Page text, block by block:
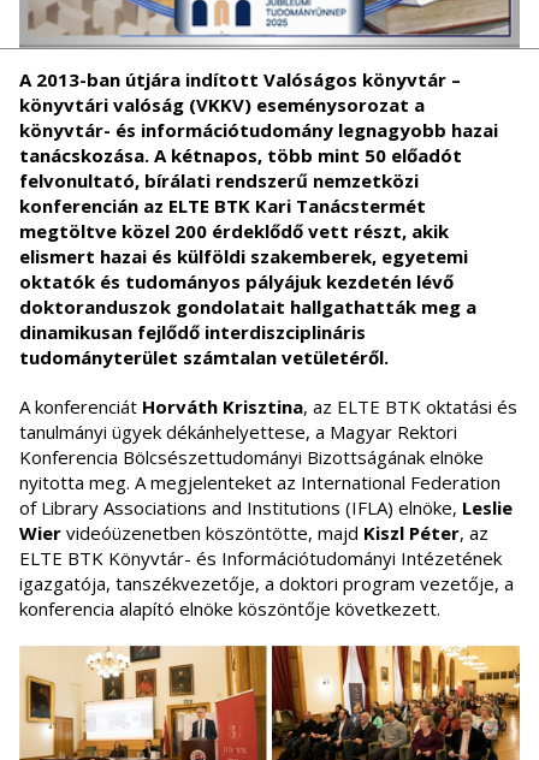
A 2013-ban útjára indított Valóságos könyvtár –
könyvtári valóság (VKKV) eseménysorozat a
könyvtár- és információtudomány legnagyobb hazai
tanácskozása. A kétnapos, több mint 50 előadót
felvonultató, bírálati rendszerű nemzetközi
konferencián az ELTE BTK Kari Tanácstermét
megtöltve közel 200 érdeklődő vett részt, akik
elismert hazai és külföldi szakemberek, egyetemi
oktatók és tudományos pályájuk kezdetén lévő
doktoranduszok gondolatait hallgathatták meg a
dinamikusan fejlődő interdiszciplináris
tudományterület számtalan vetületéről.
A konferenciát Horváth Krisztina, az ELTE BTK oktatási és
tanulmányi ügyek dékánhelyettese, a Magyar Rektori
Konferencia Bölcsészettudományi Bizottságának elnöke
nyitotta meg. A megjelenteket az International Federation
of Library Associations and Institutions (IFLA) elnöke, Leslie
Wier videóüzenetben köszöntötte, majd Kiszl Péter, az
ELTE BTK Könyvtár- és Információtudományi Intézetének
igazgatója, tanszékvezetője, a doktori program vezetője, a
konferencia alapító elnöke köszöntője következett.